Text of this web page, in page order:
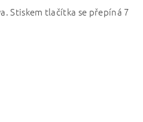
Stiskem tlačítka se přepíná 7